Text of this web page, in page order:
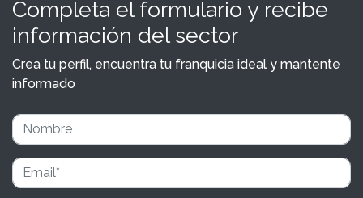
Completa el formulario y recibe
información del sector
Crea tu perfil, encuentra tu franquicia ideal y mantente
informado